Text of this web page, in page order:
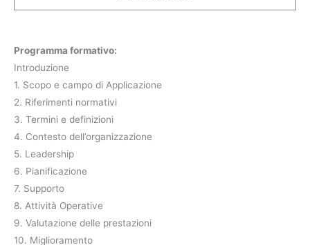
Programma formativo:
Introduzione
1. Scopo e campo di Applicazione
2. Riferimenti normativi
3. Termini e definizioni
4. Contesto dell’organizzazione
5. Leadership
6. Pianificazione
7. Supporto
8. Attività Operative
9. Valutazione delle prestazioni
10. Miglioramento